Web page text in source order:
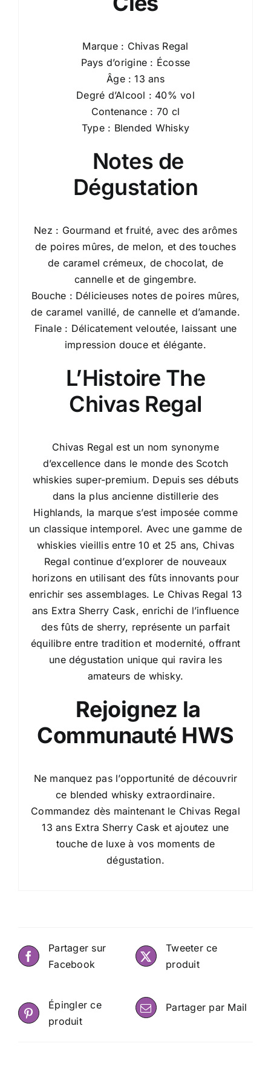
Marque : Chivas Regal
Pays d’origine : Écosse
Âge : 13 ans
Degré d’Alcool : 40% vol
Contenance : 70 cl
Type : Blended Whisky
Notes de
Dégustation
Nez : Gourmand et fruité, avec des arômes
de poires mûres, de melon, et des touches
de caramel crémeux, de chocolat, de
cannelle et de gingembre.
Bouche : Délicieuses notes de poires mûres,
de caramel vanillé, de cannelle et d’amande.
Finale : Délicatement veloutée, laissant une
impression douce et élégante.
L’Histoire The
Chivas Regal
Chivas Regal est un nom synonyme
d’excellence dans le monde des Scotch
whiskies super-premium. Depuis ses débuts
dans la plus ancienne distillerie des
Highlands, la marque s’est imposée comme
un classique intemporel. Avec une gamme de
whiskies vieillis entre 10 et 25 ans, Chivas
Regal continue d’explorer de nouveaux
horizons en utilisant des fûts innovants pour
enrichir ses assemblages. Le Chivas Regal 13
ans Extra Sherry Cask, enrichi de l’influence
des fûts de sherry, représente un parfait
équilibre entre tradition et modernité, offrant
une dégustation unique qui ravira les
amateurs de whisky.
Rejoignez la
Communauté HWS
Ne manquez pas l’opportunité de découvrir
ce blended whisky extraordinaire.
Commandez dès maintenant le Chivas Regal
13 ans Extra Sherry Cask et ajoutez une
touche de luxe à vos moments de
dégustation.
Partager sur
Facebook
Tweeter ce
produit
Épingler ce
produit
Partager par Mail